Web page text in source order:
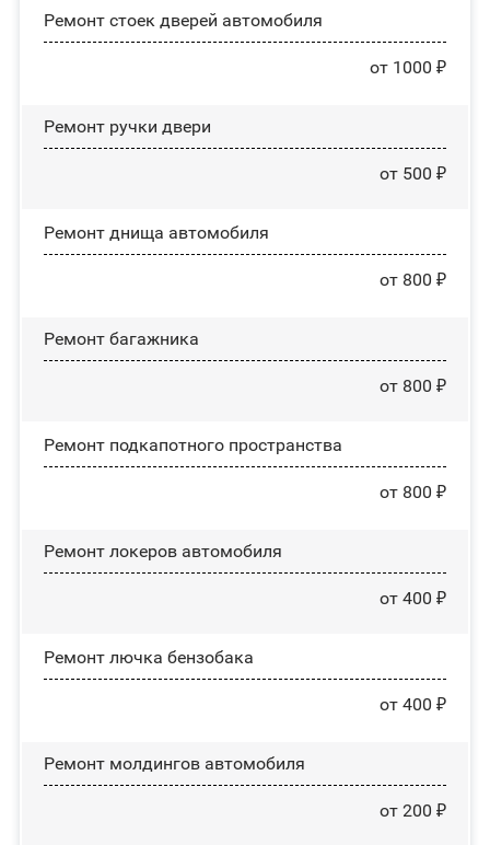
Ремонт стоек дверей автомобиля
от 1000 ₽
Ремонт ручки двери
от 500 ₽
Ремонт днища автомобиля
от 800 ₽
Ремонт багажника
от 800 ₽
Ремонт подкапотного пространства
от 800 ₽
Ремонт лoĸepoв автомобиля
от 400 ₽
Ремонт лючка бензобака
от 400 ₽
Ремонт молдингов автомобиля
от 200 ₽